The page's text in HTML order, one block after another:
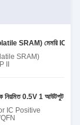
SRAM) মেমরি IC
SRAM)
II
নিয়মিত 0.5V 1 আউটপুট 4A
IC Positive